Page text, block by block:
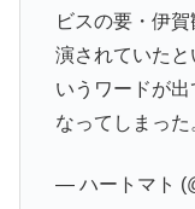
ビスの要・伊
演されていたと
いうワードが
なってしまった
— ハートマト